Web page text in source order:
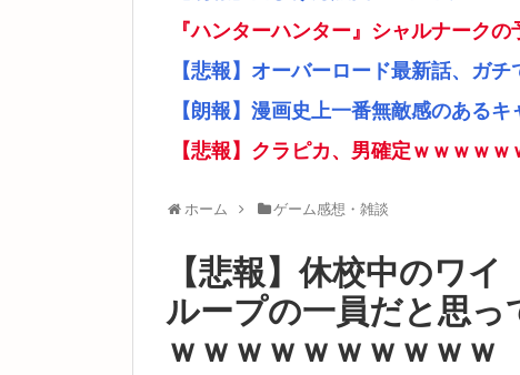
『ハンターハンター』シャルナーク
【悲報】オーバーロード最新話、ガ
【朗報】漫画史上一番無敵感のある
【悲報】クラピカ、男確定ｗｗｗｗｗ
ホーム ゲーム感想・雑談
【悲報】休校中のワ
ループの一員だと思っ
ｗｗｗｗｗｗｗｗｗｗ